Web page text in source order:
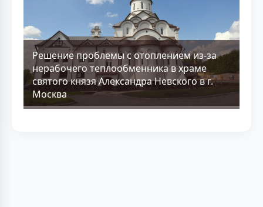
Решение проблемы с отоплением из-за
нерабочего теплообменника в храме
святого князя Александра Невского в г.
Москва